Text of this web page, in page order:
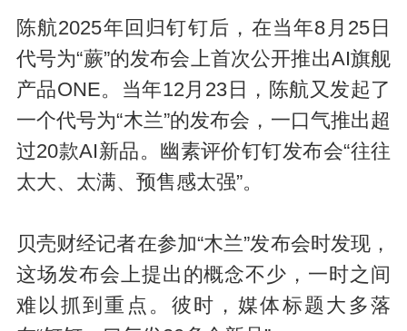
陈航2025年回归钉钉后，在当年8月25日
代号为“蕨”的发布会上首次公开推出AI旗舰
产品ONE。当年12月23日，陈航又发起了
一个代号为“木兰”的发布会，一口气推出超
过20款AI新品。幽素评价钉钉发布会“往往
太大、太满、预售感太强”。
贝壳财经记者在参加“木兰”发布会时发现，
这场发布会上提出的概念不少，一时之间
难以抓到重点。彼时，媒体标题大多落